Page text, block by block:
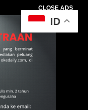
CLOSE ADS
ID